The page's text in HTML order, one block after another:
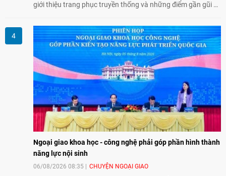
giới thiệu trang phục truyền thống và những điểm gần gũi về
giao lưu nhân dân trong chặng đường nửa thế kỷ quan hệ
song phương.
Ngoại giao khoa học - công nghệ phải góp phần hình thành
năng lực nội sinh
06/08/2026 08:35 CHUYỆN NGOẠI GIAO